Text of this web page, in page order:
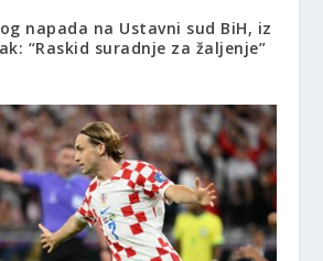
napada na Ustavni sud BiH, iz
“Raskid suradnje za žaljenje”